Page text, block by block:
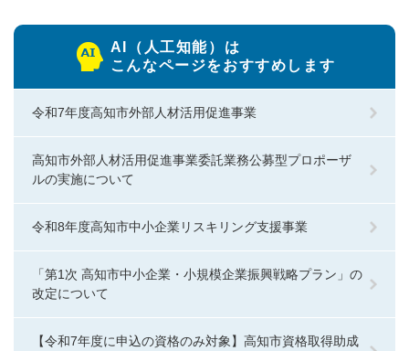
AI（人工知能）は
こんなページをおすすめします
令和7年度高知市外部人材活用促進事業
高知市外部人材活用促進事業委託業務公募型プロポーザ
ルの実施について
令和8年度高知市中小企業リスキリング支援事業
「第1次 高知市中小企業・小規模企業振興戦略プラン」の
改定について
【令和7年度に申込の資格のみ対象】高知市資格取得助成